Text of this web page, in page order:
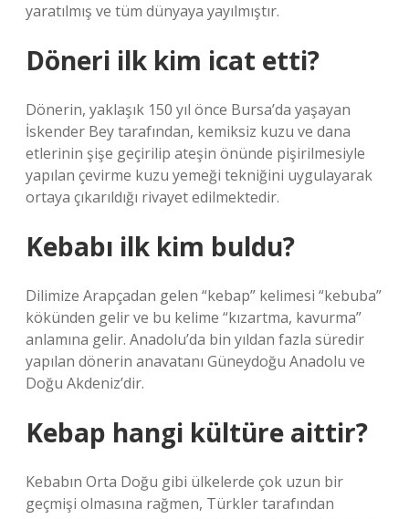
yaratılmış ve tüm dünyaya yayılmıştır.
Döneri ilk kim icat etti?
Dönerin, yaklaşık 150 yıl önce Bursa’da yaşayan
İskender Bey tarafından, kemiksiz kuzu ve dana
etlerinin şişe geçirilip ateşin önünde pişirilmesiyle
yapılan çevirme kuzu yemeği tekniğini uygulayarak
ortaya çıkarıldığı rivayet edilmektedir.
Kebabı ilk kim buldu?
Dilimize Arapçadan gelen “kebap” kelimesi “kebuba”
kökünden gelir ve bu kelime “kızartma, kavurma”
anlamına gelir. Anadolu’da bin yıldan fazla süredir
yapılan dönerin anavatanı Güneydoğu Anadolu ve
Doğu Akdeniz’dir.
Kebap hangi kültüre aittir?
Kebabın Orta Doğu gibi ülkelerde çok uzun bir
geçmişi olmasına rağmen, Türkler tarafından